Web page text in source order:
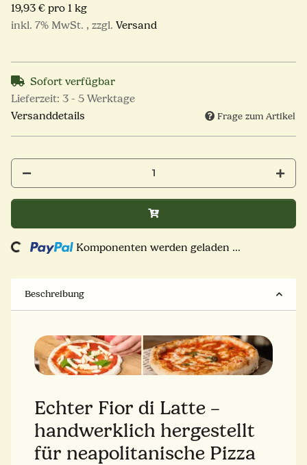
19,93 € pro 1 kg
inkl. 7% MwSt. , zzgl. Versand
Sofort verfügbar
Lieferzeit: 3 - 5 Werktage
Versanddetails
Frage zum Artikel
Loading... Komponenten werden geladen ...
Beschreibung
Echter Fior di Latte –
handwerklich hergestellt
für neapolitanische Pizza